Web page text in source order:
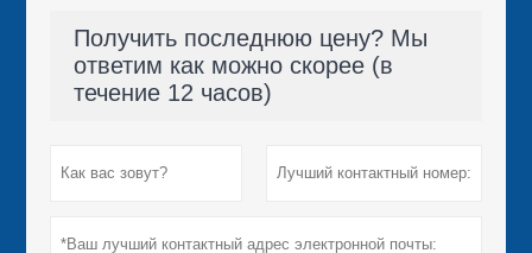
Получить последнюю цену? Мы
ответим как можно скорее (в
течение 12 часов)